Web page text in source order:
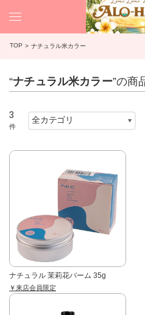
TOP ナチュラル米カラー
“ナチュラル米カラー”の商
3
件
ナチュラル 茉莉花バーム 35g
￥来店会員限定